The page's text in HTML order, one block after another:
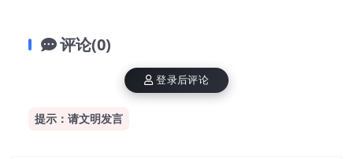
评论(0)
提示：请文明发言
登录后评论